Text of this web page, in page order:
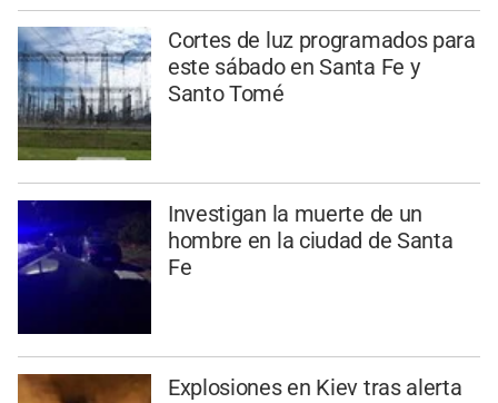
Cortes de luz programados para
este sábado en Santa Fe y
Santo Tomé
Investigan la muerte de un
hombre en la ciudad de Santa
Fe
Explosiones en Kiev tras alerta